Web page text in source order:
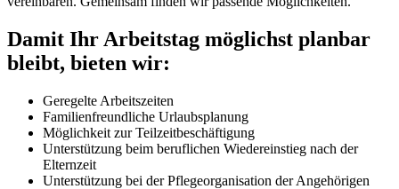
Damit Ihr Arbeitstag möglichst planbar
bleibt, bieten wir:
Geregelte Arbeitszeiten
Familienfreundliche Urlaubsplanung
Möglichkeit zur Teilzeitbeschäftigung
Unterstützung beim beruflichen Wiedereinstieg nach der
Elternzeit
Unterstützung bei der Pflegeorganisation der Angehörigen